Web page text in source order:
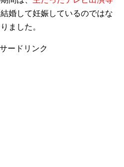
婚して妊娠しているのではな
ました。
ードリンク